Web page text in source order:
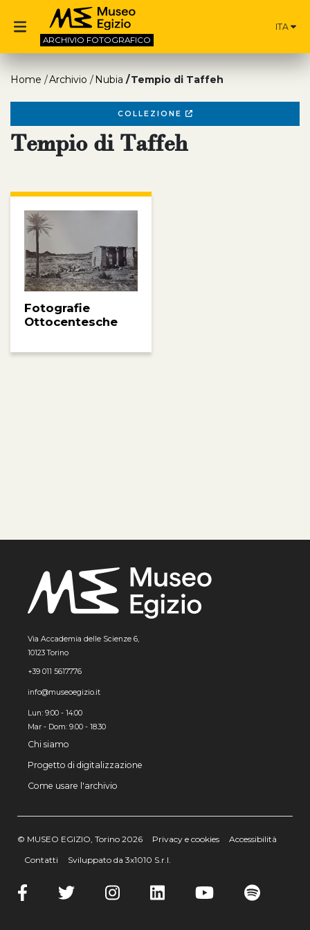
ARCHIVIO FOTOGRAFICO
ITA
Home Archivio Nubia Tempio di Taffeh
COLLEZIONE
Tempio di Taffeh
Fotografie
Ottocentesche
Via Accademia delle Scienze 6,
10123 Torino
+39 011 5617776
info@museoegizio.it
Lun: 9:00 - 14:00
Mar - Dom: 9.00 - 18.30
Chi siamo
Progetto di digitalizzazione
Come usare l'archivio
© MUSEO EGIZIO, Torino 2026 Privacy e cookies
Accessibilità
Contatti
Sviluppato da 3x1010 S.r.l.